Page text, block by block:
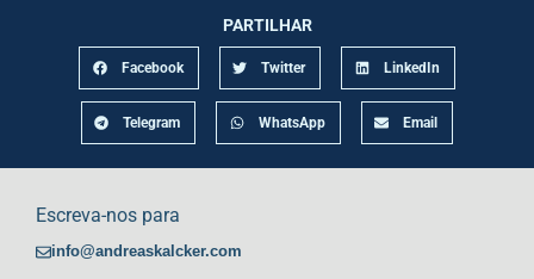
PARTILHAR
Facebook Twitter LinkedIn
Telegram WhatsApp Email
Escreva-nos para
info@andreaskalcker.com